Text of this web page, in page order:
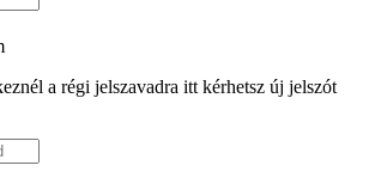
a régi jelszavadra itt kérhetsz új jelszót